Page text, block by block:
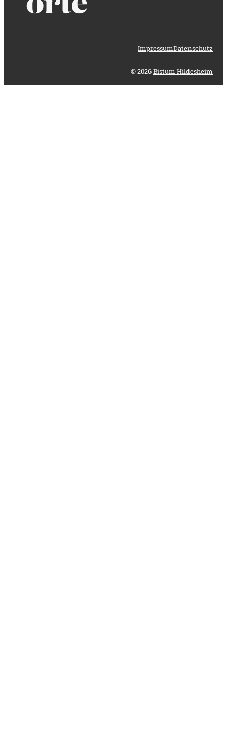
ImpressumDatenschutz
© 2026Bistum Hildesheim